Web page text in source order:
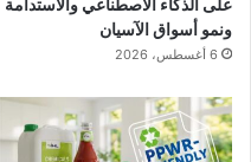
ونمو أسواق الآسيان
6 أغسطس، 2026